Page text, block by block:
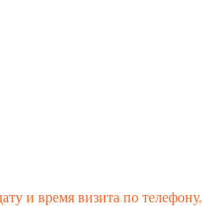
и время визита по телефону.